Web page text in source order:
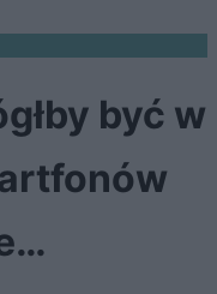
być w